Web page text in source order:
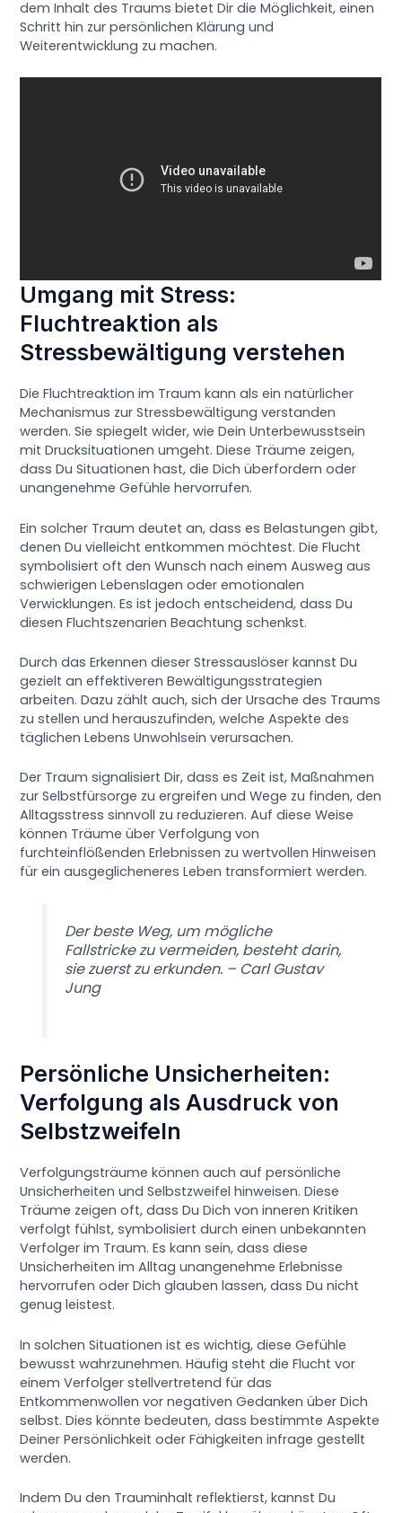
dem Inhalt des Traums bietet Dir die Möglichkeit, einen
Schritt hin zur persönlichen Klärung und
Weiterentwicklung zu machen.
Umgang mit Stress:
Fluchtreaktion als
Stressbewältigung verstehen
Die Fluchtreaktion im Traum kann als ein natürlicher
Mechanismus zur Stressbewältigung verstanden
werden. Sie spiegelt wider, wie Dein Unterbewusstsein
mit Drucksituationen umgeht. Diese Träume zeigen,
dass Du Situationen hast, die Dich überfordern oder
unangenehme Gefühle hervorrufen.
Ein solcher Traum deutet an, dass es Belastungen gibt,
denen Du vielleicht entkommen möchtest. Die Flucht
symbolisiert oft den Wunsch nach einem Ausweg aus
schwierigen Lebenslagen oder emotionalen
Verwicklungen. Es ist jedoch entscheidend, dass Du
diesen Fluchtszenarien Beachtung schenkst.
Durch das Erkennen dieser Stressauslöser kannst Du
gezielt an effektiveren Bewältigungsstrategien
arbeiten. Dazu zählt auch, sich der Ursache des Traums
zu stellen und herauszufinden, welche Aspekte des
täglichen Lebens Unwohlsein verursachen.
Der Traum signalisiert Dir, dass es Zeit ist, Maßnahmen
zur Selbstfürsorge zu ergreifen und Wege zu finden, den
Alltagsstress sinnvoll zu reduzieren. Auf diese Weise
können Träume über Verfolgung von
furchteinflößenden Erlebnissen zu wertvollen Hinweisen
für ein ausgeglicheneres Leben transformiert werden.
Der beste Weg, um mögliche
Fallstricke zu vermeiden, besteht darin,
sie zuerst zu erkunden. – Carl Gustav
Jung
Persönliche Unsicherheiten:
Verfolgung als Ausdruck von
Selbstzweifeln
Verfolgungsträume können auch auf persönliche
Unsicherheiten und Selbstzweifel hinweisen. Diese
Träume zeigen oft, dass Du Dich von inneren Kritiken
verfolgt fühlst, symbolisiert durch einen unbekannten
Verfolger im Traum. Es kann sein, dass diese
Unsicherheiten im Alltag unangenehme Erlebnisse
hervorrufen oder Dich glauben lassen, dass Du nicht
genug leistest.
In solchen Situationen ist es wichtig, diese Gefühle
bewusst wahrzunehmen. Häufig steht die Flucht vor
einem Verfolger stellvertretend für das
Entkommenwollen vor negativen Gedanken über Dich
selbst. Dies könnte bedeuten, dass bestimmte Aspekte
Deiner Persönlichkeit oder Fähigkeiten infrage gestellt
werden.
Indem Du den Trauminhalt reflektierst, kannst Du